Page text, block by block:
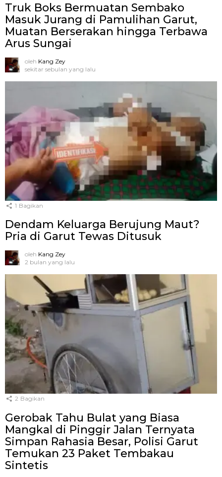
Truk Boks Bermuatan Sembako
Masuk Jurang di Pamulihan Garut,
Muatan Berserakan hingga Terbawa
Arus Sungai
oleh Kang Zey
sekitar sebulan yang lalu
1 Bagikan
Dendam Keluarga Berujung Maut?
Pria di Garut Tewas Ditusuk
oleh Kang Zey
2 bulan yang lalu
2 Bagikan
Gerobak Tahu Bulat yang Biasa
Mangkal di Pinggir Jalan Ternyata
Simpan Rahasia Besar, Polisi Garut
Temukan 23 Paket Tembakau
Sintetis